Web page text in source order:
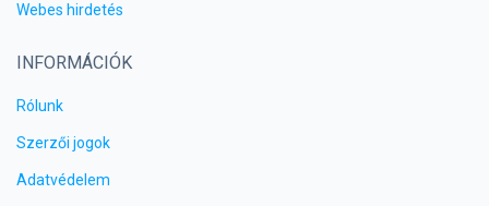
Webes hirdetés
INFORMÁCIÓK
Rólunk
Szerzői jogok
Adatvédelem